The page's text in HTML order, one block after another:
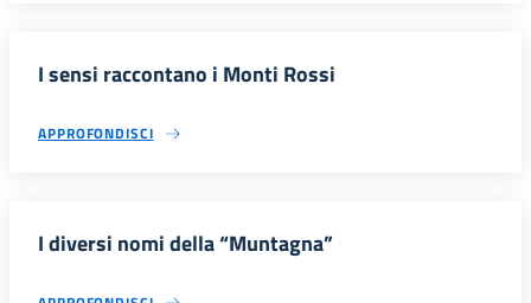
I sensi raccontano i Monti Rossi
APPROFONDISCI
I diversi nomi della “Muntagna”